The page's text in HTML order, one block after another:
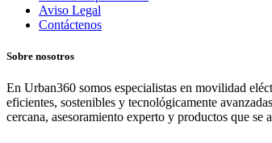
Aviso Legal
Contáctenos
Sobre nosotros
En Urban360 somos especialistas en movilidad
eficientes, sostenibles y tecnológicamente
cercana, asesoramiento experto y productos que se